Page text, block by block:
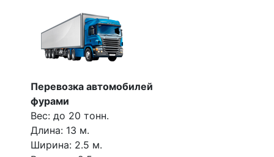
Перевозка автомобилей
фурами
Вес: до 20 тонн.
Длина: 13 м.
Ширина: 2.5 м.